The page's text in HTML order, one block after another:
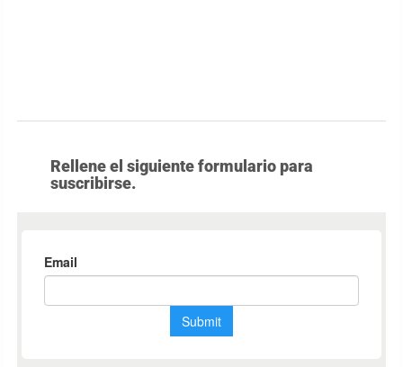
Rellene el siguiente formulario para
suscribirse.